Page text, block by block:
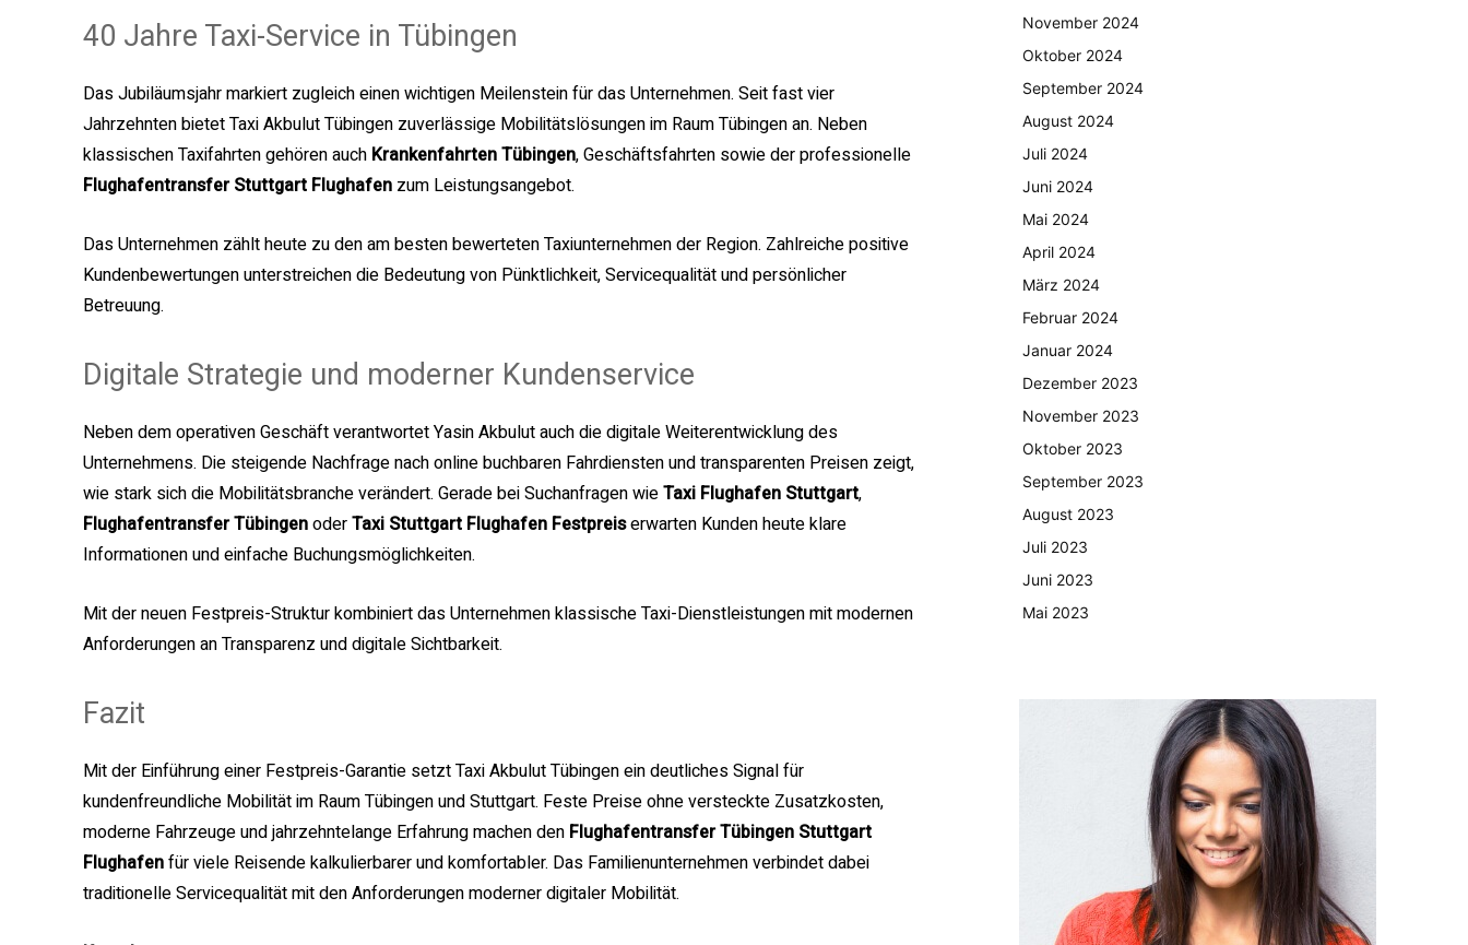
40 Jahre Taxi-Service in Tübingen
Das Jubiläumsjahr markiert zugleich einen wichtigen Meilenstein für das Unternehmen. Seit fast vier
Jahrzehnten bietet Taxi Akbulut Tübingen zuverlässige Mobilitätslösungen im Raum Tübingen an. Neben
klassischen Taxifahrten gehören auch Krankenfahrten Tübingen, Geschäftsfahrten sowie der professionelle
Flughafentransfer Stuttgart Flughafen zum Leistungsangebot.
Das Unternehmen zählt heute zu den am besten bewerteten Taxiunternehmen der Region. Zahlreiche positive
Kundenbewertungen unterstreichen die Bedeutung von Pünktlichkeit, Servicequalität und persönlicher
Betreuung.
Digitale Strategie und moderner Kundenservice
Neben dem operativen Geschäft verantwortet Yasin Akbulut auch die digitale Weiterentwicklung des
Unternehmens. Die steigende Nachfrage nach online buchbaren Fahrdiensten und transparenten Preisen zeigt,
wie stark sich die Mobilitätsbranche verändert. Gerade bei Suchanfragen wieTaxi Flughafen Stuttgart,
Flughafentransfer TübingenoderTaxi Stuttgart Flughafen Festpreiserwarten Kunden heute klare
Informationen und einfache Buchungsmöglichkeiten.
Mit der neuen Festpreis-Struktur kombiniert das Unternehmen klassische Taxi-Dienstleistungen mit modernen
Anforderungen an Transparenz und digitale Sichtbarkeit.
Fazit
Mit der Einführung einer Festpreis-Garantie setzt Taxi Akbulut Tübingen ein deutliches Signal für
kundenfreundliche Mobilität im Raum Tübingen und Stuttgart. Feste Preise ohne versteckte Zusatzkosten,
moderne Fahrzeuge und jahrzehntelange Erfahrung machen den Flughafentransfer Tübingen Stuttgart
Flughafenfür viele Reisende kalkulierbarer und komfortabler. Das Familienunternehmen verbindet dabei
traditionelle Servicequalität mit den Anforderungen moderner digitaler Mobilität.
November 2024
Oktober 2024
September 2024
August 2024
Juli 2024
Juni 2024
Mai 2024
April 2024
März 2024
Februar 2024
Januar 2024
Dezember 2023
November 2023
Oktober 2023
September 2023
August 2023
Juli 2023
Juni 2023
Mai 2023